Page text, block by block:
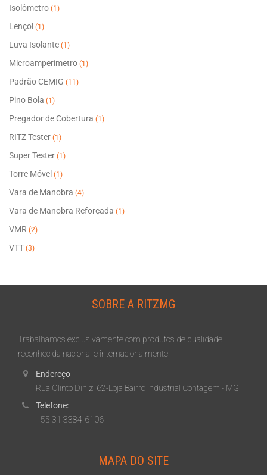
Isolômetro (1)
Lençol (1)
Luva Isolante (1)
Microamperímetro (1)
Padrão CEMIG (11)
Pino Bola (1)
Pregador de Cobertura (1)
RITZ Tester (1)
Super Tester (1)
Torre Móvel (1)
Vara de Manobra (4)
Vara de Manobra Reforçada (1)
VMR (2)
VTT (3)
SOBRE A RITZMG
Trabalhamos exclusivamente com produtos de qualidade
reconhecida nacional e internacionalmente.
Endereço
Rua Olinto Diniz, 62-Loja Bairro Industrial Contagem - MG
Telefone:
+55 31 3384-6106
MAPA DO SITE